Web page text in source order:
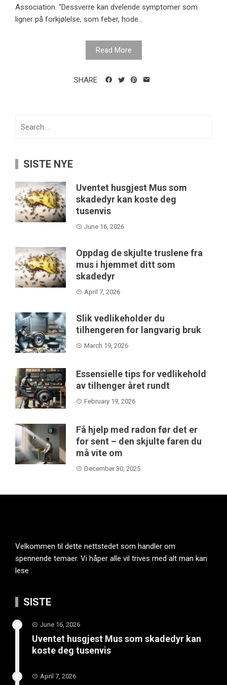
Association. "Dessverre kan dvelende symptomer som
ligner på forkjølelse, som feber, hode...
Read More
SHARE
SISTE NYE
Uventet husgjest Mus som
skadedyr kan koste deg
tusenvis
June 16, 2026
Oppdag de skjulte truslene fra
mus i hjemmet ditt som
skadedyr
April 7, 2026
Slik vedlikeholder du
tilhengeren for langvarig bruk
March 19, 2026
Essensielle tips for vedlikehold
av tilhenger året rundt
February 19, 2026
Få hjelp med radon før det er
for sent – den skjulte faren du
må vite om
December 30, 2025
Velkommen til dette nettstedet som handler om
spennende temaer. Vi håper alle vil trives med alt man kan
lese .
SISTE
June 16, 2026
Uventet husgjest Mus som skadedyr kan
koste deg tusenvis
April 7, 2026